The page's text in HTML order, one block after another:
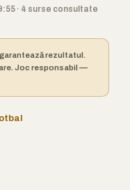
· 4 surse consultate
rezultatul.
Joc responsabil —